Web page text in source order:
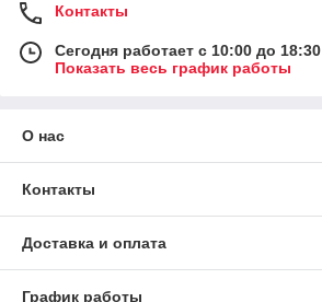
Контакты
Сегодня работает с 10:00 до 18:30
Показать весь график работы
О нас
Контакты
Доставка и оплата
График работы